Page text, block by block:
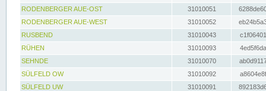
RODENBERGER AUE-OST
31010051
RODENBERGER AUE-WEST
31010052
RUSBEND
31010043
RÜHEN
31010093
SEHNDE
31010070
SÜLFELD OW
31010092
SÜLFELD UW
31010091